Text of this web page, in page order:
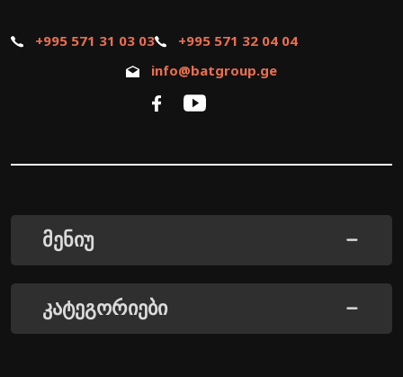
+995 571 31 03 03
+995 571 32 04 04
info@batgroup.ge
მენიუ
კატეგორიები